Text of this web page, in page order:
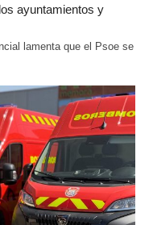
ayuntamientos y
lamenta que el Psoe se